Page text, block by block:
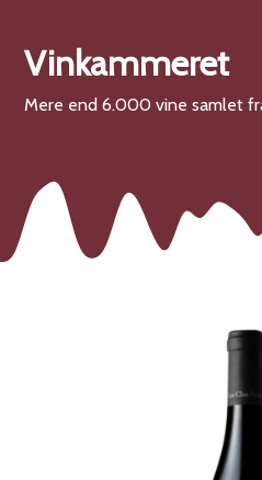
Vinkammeret
Mere end 6.000 vine samlet